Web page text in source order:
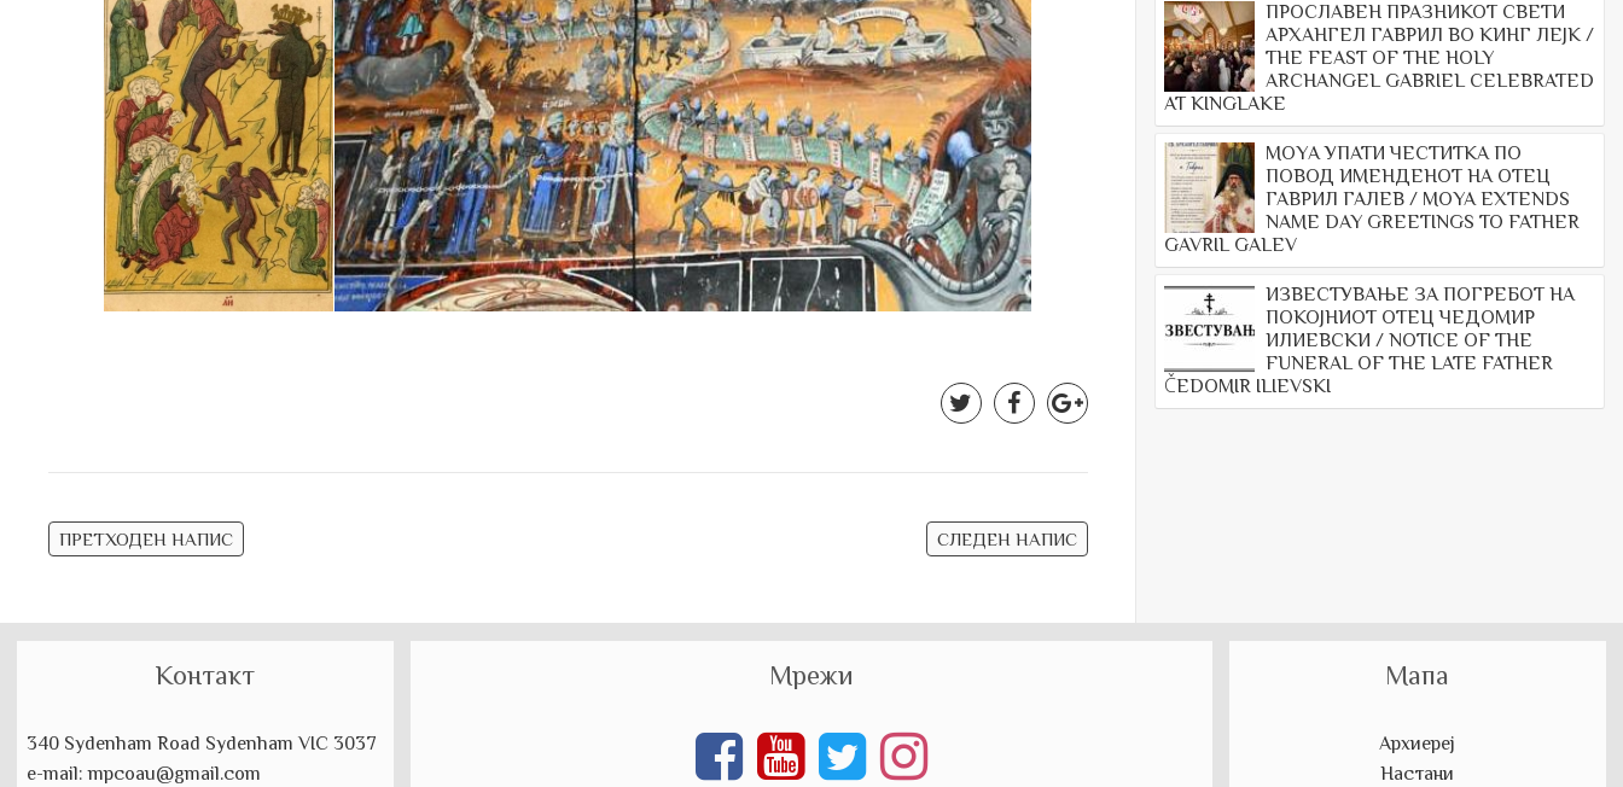
Навигација
ПРЕТХОДЕН НАПИС СЛЕДЕН НАПИС
ПРОСЛАВЕН ПРАЗНИКОТ СВЕТИ
АРХАНГЕЛ ГАВРИЛ ВО КИНГ ЛЕЈК /
THE FEAST OF THE HOLY
ARCHANGEL GABRIEL CELEBRATED
AT KINGLAKE
МОYА УПАТИ ЧЕСТИТКА ПО
ПОВОД ИМЕНДЕНОТ НА ОТЕЦ
ГАВРИЛ ГАЛЕВ / MOYA EXTENDS
NAME DAY GREETINGS TO FATHER
GAVRIL GALEV
ИЗВЕСТУВАЊЕ ЗА ПОГРЕБОТ НА
ПОКОЈНИОТ ОТЕЦ ЧЕДОМИР
ИЛИЕВСКИ / NOTICE OF THE
FUNERAL OF THE LATE FATHER
ČEDOMIR ILIEVSKI
Контакт
340 Sydenham Road Sydenham VIC 3037
e-mail: mpcoau@gmail.com
Мрежи Мапа
Архиереј
Настани